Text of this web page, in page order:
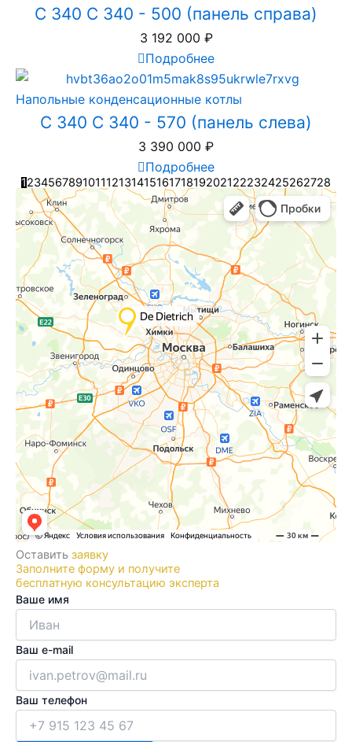
C 340 C 340 - 500 (панель справа)
3 192 000 ₽
Подробнее
Напольные конденсационные котлы
C 340 C 340 - 570 (панель слева)
3 390 000 ₽
Подробнее
12345678910111213141516171819202122232425262728
Оставить заявку
Заполните форму и получите
бесплатную консультацию эксперта
Ваше имя
Ваш e-mail
Ваш телефон